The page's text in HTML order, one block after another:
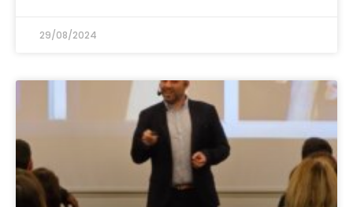
29/08/2024